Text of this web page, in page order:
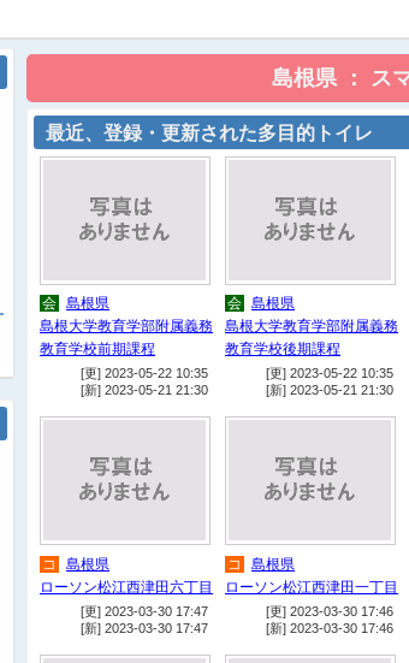
最近、登録・更新された多目的トイレ
会 島根県
島根大学教育学部附属義務
教育学校前期課程
[更] 2023-05-22 10:35
[新] 2023-05-21 21:30
会 島根県
島根大学教育学部附属義務
教育学校後期課程
[更] 2023-05-22 10:35
[新] 2023-05-21 21:30
コ
島根県
ローソン松江西津田六丁目
[更] 2023-03-30 17:47
[新] 2023-03-30 17:47
コ
島根県
ローソン松江西津田一丁目
[更] 2023-03-30 17:46
[新] 2023-03-30 17:46